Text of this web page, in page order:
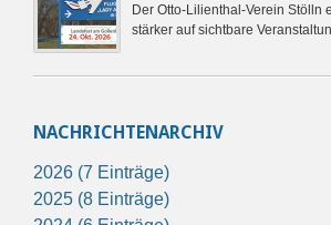
Der Otto-Lilienthal-Verein Stölln
stärker auf sichtbare
NACHRICHTENARCHIV
2026 (7 Einträge)
2025 (8 Einträge)